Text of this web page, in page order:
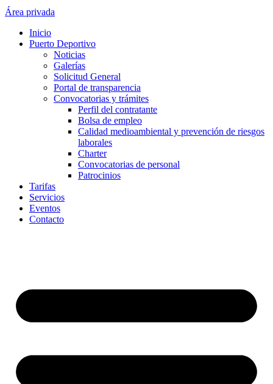
Área privada
Inicio
Puerto Deportivo
Noticias
Galerías
Solicitud General
Portal de transparencia
Convocatorias y trámites
Perfil del contratante
Bolsa de empleo
Calidad medioambiental y prevención de riesgos
laborales
Charter
Convocatorias de personal
Patrocinios
Tarifas
Servicios
Eventos
Contacto